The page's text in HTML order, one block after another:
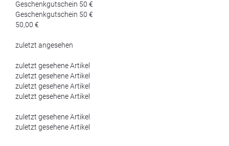
Geschenkgutschein 50 €
Geschenkgutschein 50 €
50,00 €
zuletzt angesehen
zuletzt gesehene Artikel
zuletzt gesehene Artikel
zuletzt gesehene Artikel
zuletzt gesehene Artikel
zuletzt gesehene Artikel
zuletzt gesehene Artikel